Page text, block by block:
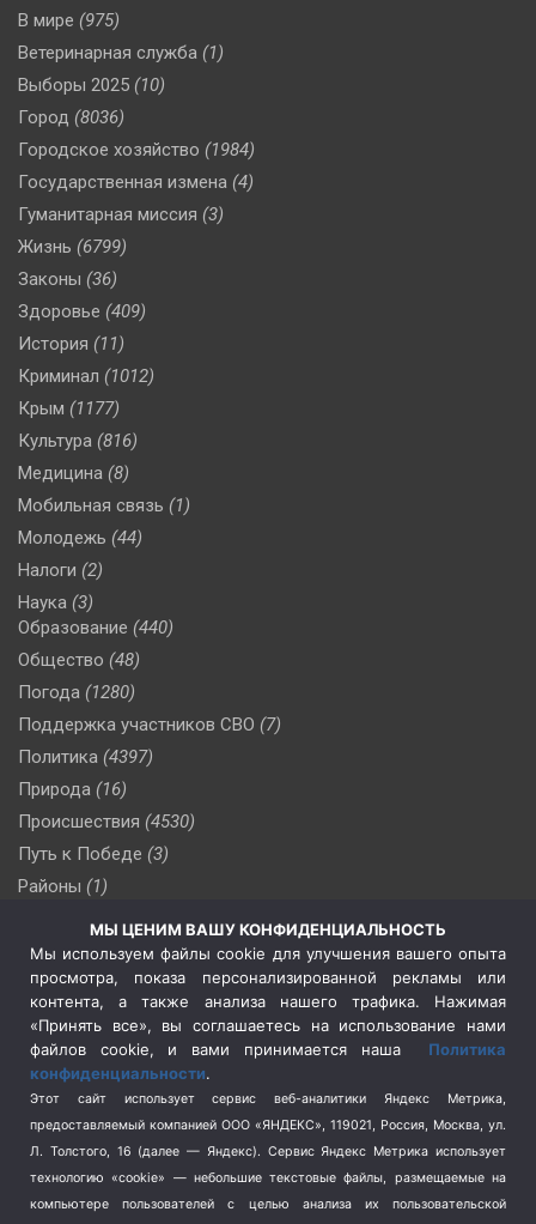
В мире (975)
Ветеринарная служба (1)
Выборы 2025 (10)
Город (8036)
Городское хозяйство (1984)
Государственная измена (4)
Гуманитарная миссия (3)
Жизнь (6799)
Законы (36)
Здоровье (409)
История (11)
Криминал (1012)
Крым (1177)
Культура (816)
Медицина (8)
Мобильная связь (1)
Молодежь (44)
Налоги (2)
Наука (3)
Образование (440)
Общество (48)
Погода (1280)
Поддержка участников СВО (7)
Политика (4397)
Природа (16)
Происшествия (4530)
Путь к Победе (3)
Районы (1)
(510)
Сельское хозяйство (3)
Социальная политика
(3)
Спецоперация в Украине
Спецоперация на Украине
(404)
Спорт (740)
Терроризм (1)
Транспорт (262)
Туризм (178)
МЫ ЦЕНИМ ВАШУ КОНФИДЕНЦИАЛЬНОСТЬ
Мы используем файлы cookie для улучшения вашего опыта
просмотра, показа персонализированной рекламы или
контента, а также анализа нашего трафика. Нажимая
«Принять все», вы соглашаетесь на использование нами
файлов cookie, и вами принимается наша Политика
конфиденциальности.
Этот сайт использует сервис веб-аналитики Яндекс Метрика,
предоставляемый компанией ООО «ЯНДЕКС», 119021, Россия, Москва, ул.
Л. Толстого, 16 (далее — Яндекс). Сервис Яндекс Метрика использует
технологию «cookie» — небольшие текстовые файлы, размещаемые на
компьютере пользователей с целью анализа их пользовательской